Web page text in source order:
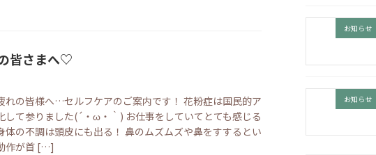
皆さまへ♡
れの皆様へ…セルフケアのご案内です！ 花粉症は国民的ア
して参りました(´・ω・｀) お仕事をしていてとても感じる
の不調は頭皮にも出る！ 鼻のムズムズや鼻をすするとい
作が首 […]
お知らせ
お知らせ